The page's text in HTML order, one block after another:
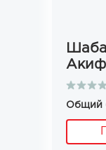
Общий